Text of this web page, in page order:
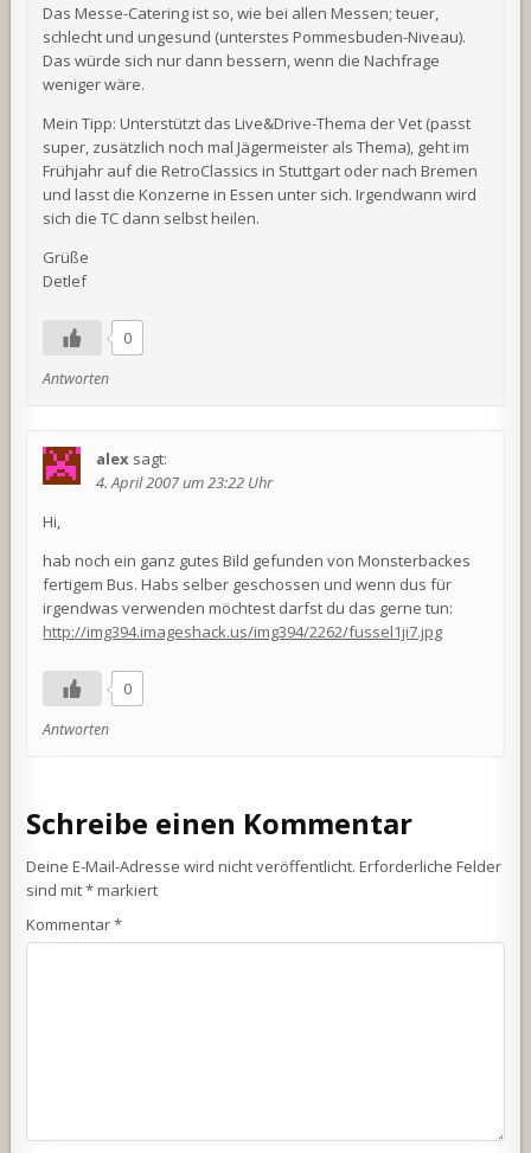
Das Messe-Catering ist so, wie bei allen Messen; teuer,
schlecht und ungesund (unterstes Pommesbuden-Niveau).
Das würde sich nur dann bessern, wenn die Nachfrage
weniger wäre.
Mein Tipp: Unterstützt das Live&Drive-Thema der Vet (passt
super, zusätzlich noch mal Jägermeister als Thema), geht im
Frühjahr auf die RetroClassics in Stuttgart oder nach Bremen
und lasst die Konzerne in Essen unter sich. Irgendwann wird
sich die TC dann selbst heilen.
Grüße
Detlef
0
Antworten
alex sagt:
4. April 2007 um 23:22 Uhr
Hi,
hab noch ein ganz gutes Bild gefunden von Monsterbackes
fertigem Bus. Habs selber geschossen und wenn dus für
irgendwas verwenden möchtest darfst du das gerne tun:
http://img394.imageshack.us/img394/2262/fussel1ji7.jpg
0
Antworten
Schreibe einen Kommentar
Deine E-Mail-Adresse wird nicht veröffentlicht. Erforderliche Felder
sind mit*markiert
Kommentar*